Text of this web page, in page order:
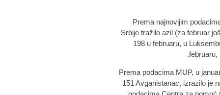
Prema najnovijim
Srbije tražilo azil (za februar
198 u februaru, u
februaru,
Prema podacima MUP, u
151 Avganistanac, izrazilo je